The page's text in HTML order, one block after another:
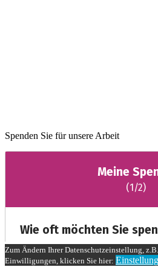
Spenden Sie für unsere Arbeit
Zum Ändern Ihrer Datenschutzeinstellung,
Einwilligungen, klicken Sie hier: